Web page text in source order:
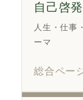
自己啓発
人生・仕事
ーマ
総合ペー